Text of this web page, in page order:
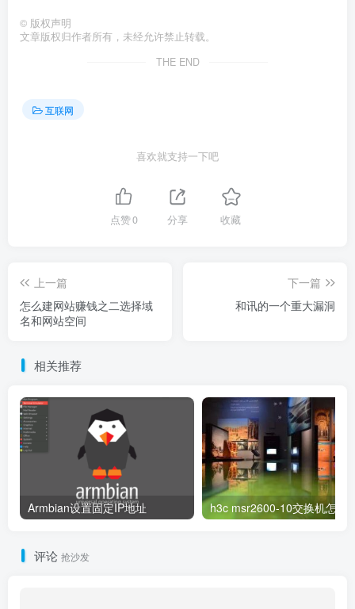
© 版权声明
文章版权归作者所有，未经允许禁止转载。
THE END
互联网
喜欢就支持一下吧
点赞0 分享 收藏
上一篇
怎么建网站赚钱之二选择域
名和网站空间
下一篇
和讯的一个重大漏洞
相关推荐
Armbian设置固定IP地址
评论 抢沙发